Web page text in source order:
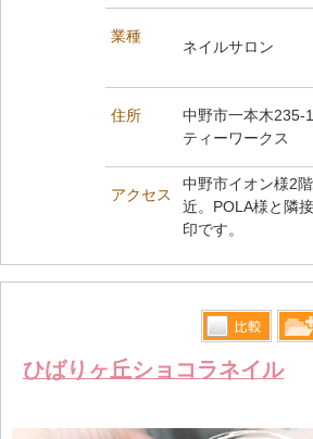
業種
ネイルサロン
住所
中野市一本木
ティーワークス
アクセス
中野市イオン様2
近。POLA様と隣
印です。
ひばりヶ丘ショコラネイル
比較す
る
保
し